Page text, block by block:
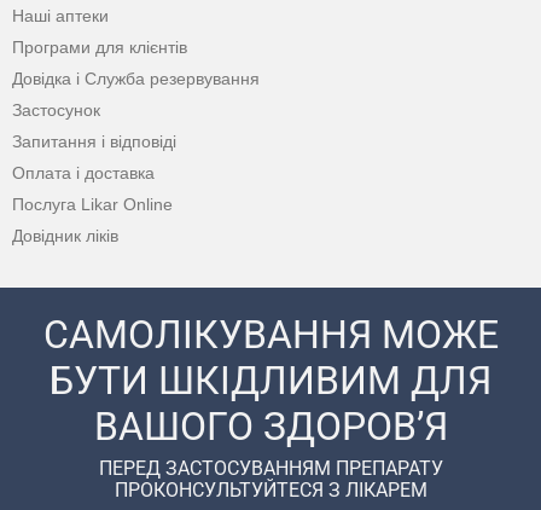
Наші аптеки
Програми для клієнтів
Довідка і Служба резервування
Застосунок
Запитання і відповіді
Оплата і доставка
Послуга Likar Online
Довідник ліків
САМОЛІКУВАННЯ МОЖЕ
БУТИ ШКІДЛИВИМ ДЛЯ
ВАШОГО ЗДОРОВ’Я
ПЕРЕД ЗАСТОСУВАННЯМ ПРЕПАРАТУ
ПРОКОНСУЛЬТУЙТЕСЯ З ЛІКАРЕМ